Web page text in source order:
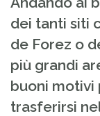
dei tanti siti
de Forez o
più grandi
buoni motivi
trasferirsi